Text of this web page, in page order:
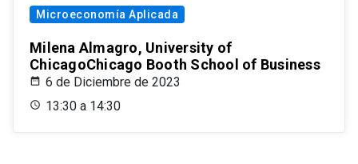
Microeconomía Aplicada
Milena Almagro, University of
ChicagoChicago Booth School of Business
6 de Diciembre de 2023
13:30 a 14:30